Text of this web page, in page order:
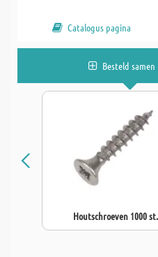
Catalogus pagina
Besteld samen
Houtschroeven 1000